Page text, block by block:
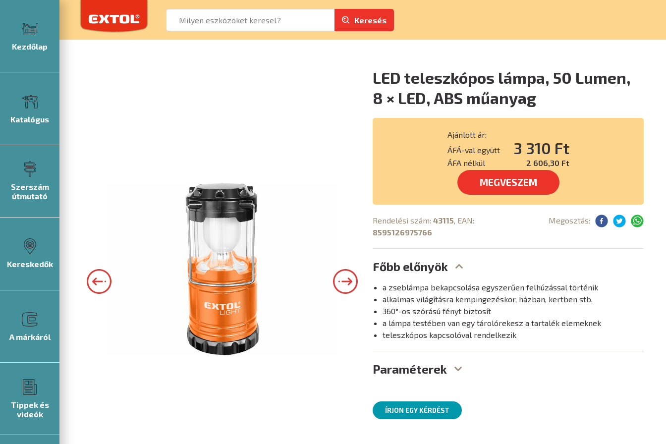
Kezdőlap
Katalógus
Szerszám
útmutató
Kereskedők
A márkáról
Tippek és
videók
Keresés
LED teleszkópos lámpa, 50 Lumen,
8 × LED, ABS műanyag
Ajánlott ár:
ÁFÁ-val együtt
3 310 Ft
ÁFA nélkül 2 606,30 Ft
MEGVESZEM
Rendelési szám: 43115, EAN:
8595126975766
Megosztás:
Főbb előnyök
a zseblámpa bekapcsolása egyszerűen felhúzással történik
alkalmas világításra kempingezéskor, házban, kertben stb.
360°-os szórású fényt biztosít
a lámpa testében van egy tárolórekesz a tartalék elemeknek
teleszkópos kapcsolóval rendelkezik
Paraméterek
ÍRJON EGY KÉRDÉST